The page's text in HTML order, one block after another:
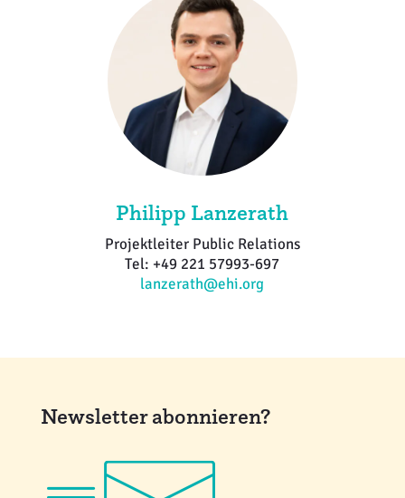
Philipp Lanzerath
Projektleiter Public Relations
Tel: +49 221 57993-697
lanzerath@ehi.org
Newsletter abonnieren?